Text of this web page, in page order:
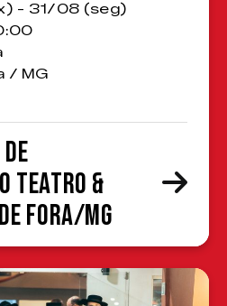
- 31/08 (seg)
/ MG
Teatro &
Fora/MG